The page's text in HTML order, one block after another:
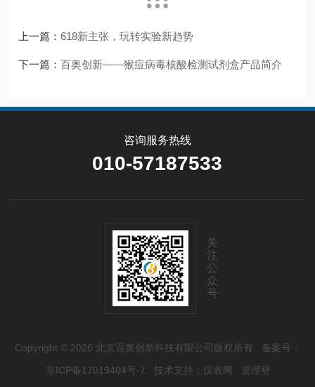
上一篇：618新主张，玩转实验新趋势
下一篇：百奥创新——猴痘病毒核酸检测试剂盒产品简介
咨询服务热线
010-57187533
关
注
公
众
号
Copyright © 2026 北京百奥创新科技有限公司版权所有 备案号：
京ICP备17019404号-7 技术支持： 仪表网
管理登